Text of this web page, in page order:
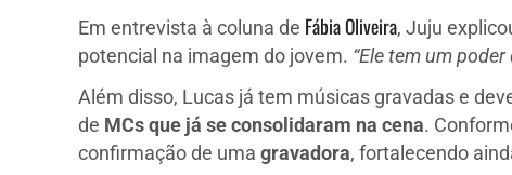
Em entrevista à coluna de Fábia Oliveira, Juju
potencial na imagem do jovem. “Ele tem um
Além disso, Lucas já tem músicas gravadas e
de MCs que já se consolidaram na cena.
confirmação de uma gravadora, fortalecendo